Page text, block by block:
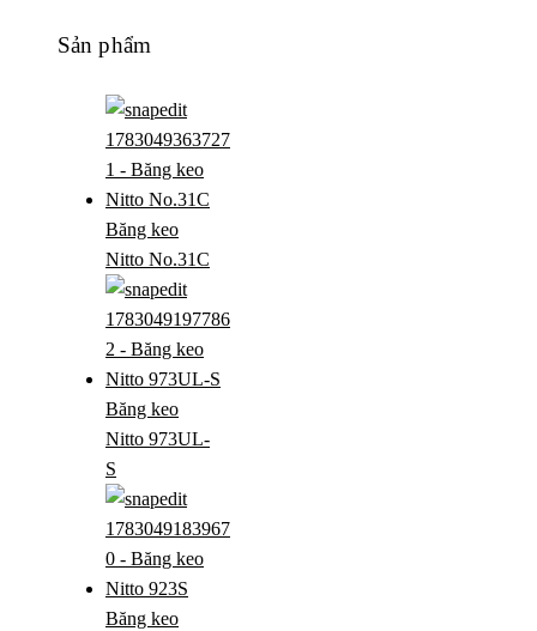
Sản phẩm
Băng keo
Nitto No.31C
Băng keo
Nitto 973UL-
S
Băng keo